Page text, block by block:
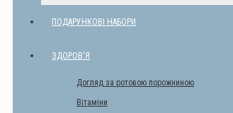
ПОДАРУНКОВІ НАБОРИ
ЗДОРОВ'Я
Догляд за ротовою порожниною
Вітаміни